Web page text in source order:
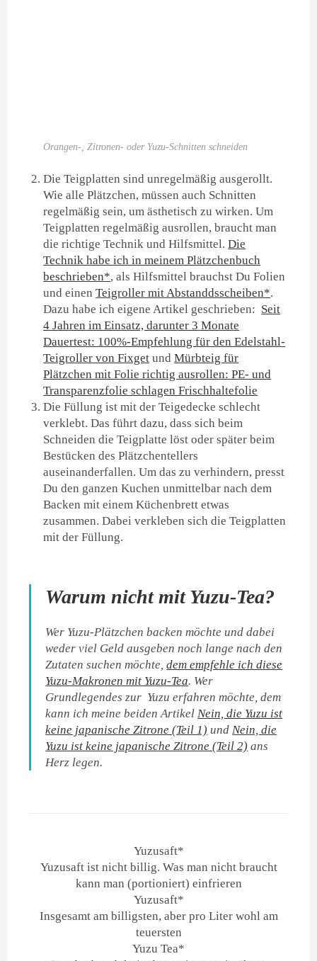
Orangen-, Zitronen- oder Yuzu-Schnitten schneiden
Die Teigplatten sind unregelmäßig ausgerollt.
Wie alle Plätzchen, müssen auch Schnitten
regelmäßig sein, um ästhetisch zu wirken. Um
Teigplatten regelmäßig ausrollen, braucht man
die richtige Technik und Hilfsmittel.Die
Technik habe ich in meinem Plätzchenbuch
beschrieben*, als Hilfsmittel brauchst Du Folien
und einenTeigroller mit Abstanddsscheiben*.
Dazu habe ich eigene Artikel geschrieben: Seit
4 Jahren im Einsatz, darunter 3 Monate
Dauertest: 100%-Empfehlung für den Edelstahl-
Teigroller von Fixget undMürbteig für
Plätzchen mit Folie richtig ausrollen: PE- und
Transparenzfolie schlagen Frischhaltefolie
Die Füllung ist mit der Teigedecke schlecht
verklebt. Das führt dazu, dass sich beim
Schneiden die Teigplatte löst oder später beim
Bestücken des Plätzchentellers
auseinanderfallen. Um das zu verhindern, presst
Du den ganzen Kuchen unmittelbar nach dem
Backen mit einem Küchenbrett etwas
zusammen. Dabei verkleben sich die Teigplatten
mit der Füllung.
Warum nicht mit Yuzu-Tea?
Wer Yuzu-Plätzchen backen möchte und dabei
weder viel Geld ausgeben noch lange nach den
Zutaten suchen möchte,dem empfehle ich diese
Yuzu-Makronen mit Yuzu-Tea. Wer
Grundlegendes zur Yuzu erfahren möchte, dem
kann ich meine beiden ArtikelNein, die Yuzu ist
keine japanische Zitrone (Teil 1) undNein, die
Yuzu ist keine japanische Zitrone (Teil 2) ans
Herz legen.
Yuzusaft*
Yuzusaft ist nicht billig. Was man nicht braucht
kann man (portioniert) einfrieren
Yuzusaft*
Insgesamt am billigsten, aber pro Liter wohl am
teuersten
Yuzu Tea*